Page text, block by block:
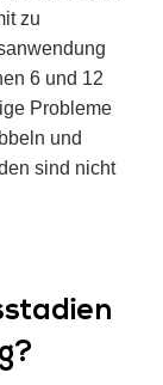
zu
6 und 12
Probleme
und
sind nicht